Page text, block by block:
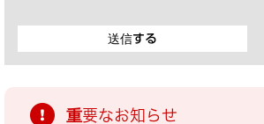
重要なお知らせ